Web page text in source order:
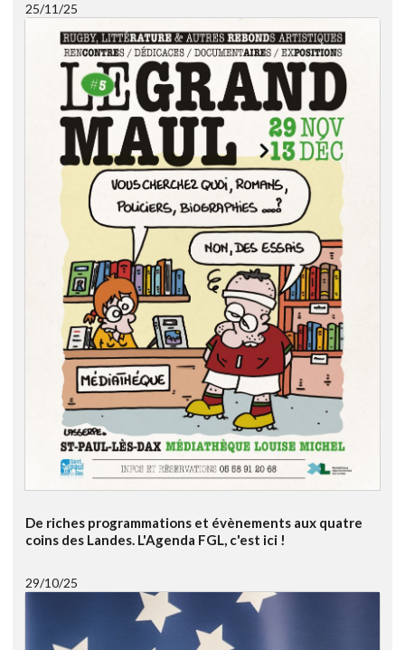
25/11/25
De riches programmations et évènements aux quatre
coins des Landes. L'Agenda FGL, c'est ici !
29/10/25